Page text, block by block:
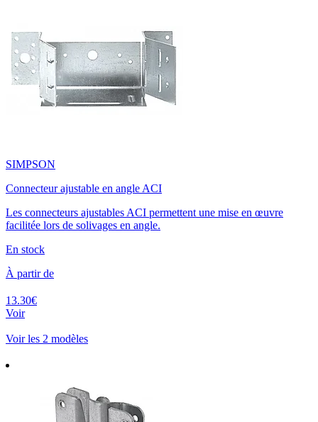
SIMPSON
Connecteur ajustable en angle ACI
Les connecteurs ajustables ACI permettent une mise en œuvre
facilitée lors de solivages en angle.
En stock
À partir de
13.30€
Voir
Voir les 2 modèles